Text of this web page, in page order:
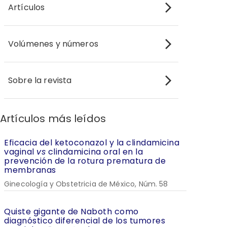
Artículos
Volúmenes y números
Sobre la revista
Artículos más leídos
Eficacia del ketoconazol y la clindamicina
vaginal vs clindamicina oral en la
prevención de la rotura prematura de
membranas
Ginecología y Obstetricia de México, Núm. 58
Quiste gigante de Naboth como
diagnóstico diferencial de los tumores